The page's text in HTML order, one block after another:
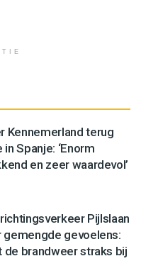
Kennemerland terug
Spanje: ‘Enorm
en zeer waardevol’
Pijlslaan
gemengde gevoelens:
de brandweer straks bij